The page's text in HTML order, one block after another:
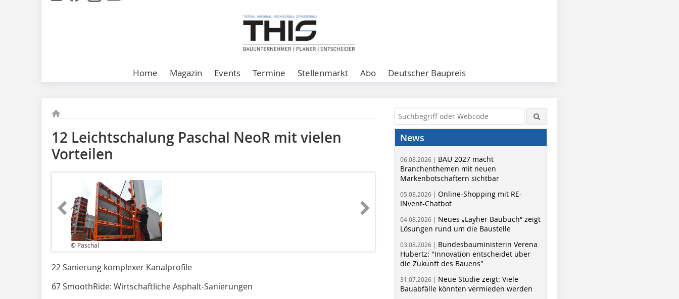
Home Magazin Events Termine Stellenmarkt Abo Deutscher Baupreis
12 Leichtschalung Paschal NeoR mit vielen
Vorteilen
© Paschal
22 Sanierung komplexer Kanalprofile
67 SmoothRide: Wirtschaftliche Asphalt-Sanierungen
News
06.08.2026 | BAU 2027 macht
Branchenthemen mit neuen
Markenbotschaftern sichtbar
05.08.2026 | Online-Shopping mit RE-
INvent-Chatbot
04.08.2026 | Neues „Layher Baubuch“ zeigt
Lösungen rund um die Baustelle
03.08.2026 | Bundesbauministerin Verena
Hubertz: "Innovation entscheidet über
die Zukunft des Bauens"
31.07.2026 | Neue Studie zeigt: Viele
Bauabfälle könnten vermieden werden